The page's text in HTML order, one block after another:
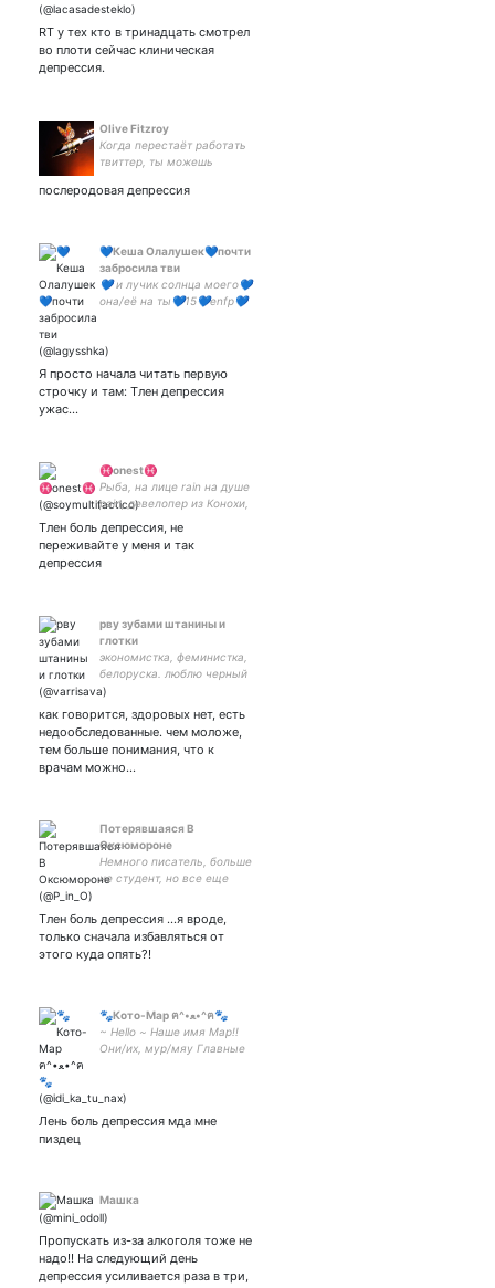
RT у тех кто в тринадцать смотрел
во плоти сейчас клиническая
депрессия.
Olive Fitzroy
Когда перестаёт работать
твиттер, ты можешь
серьезно поду... а нет всё,
послеродовая депрессия
💙Кеша Олалушек💙почти
забросила тви
💙 и лучик солнца моего💙
она/её на ты💙15💙еnfp💙
711971002- мой айди в гш
Я просто начала читать первую
строчку и там: Тлен депрессия
ужас...
♓onest♓
Рыба, на лице rain на душе
pain, девелопер из Конохи,
Курапику
Тлен боль депрессия, не
переживайте у меня и так
депрессия
рву зубами штанины и
глотки
экономистка, феминистка,
белоруска. люблю черный
чай с черникой и
настроение.
как говорится, здоровых нет, есть
недообследованные. чем моложе,
тем больше понимания, что к
врачам можно…
Потерявшаяся В
Оксюмороне
Немного писатель, больше
не студент, но все еще
Тлен боль депрессия ...я вроде,
только сначала избавляться от
этого куда опять?!
🐾Кото-Мар ฅ^•ﻌ•^ฅ🐾
~ Hello ~ Наше имя Мар!!
Они/их, мур/мяу Главные
солнышком «Ты играешь с
Лень боль депрессия мда мне
пиздец
Машка
Пропускать из-за алкоголя тоже не
надо!! На следующий день
депрессия усиливается раза в три,